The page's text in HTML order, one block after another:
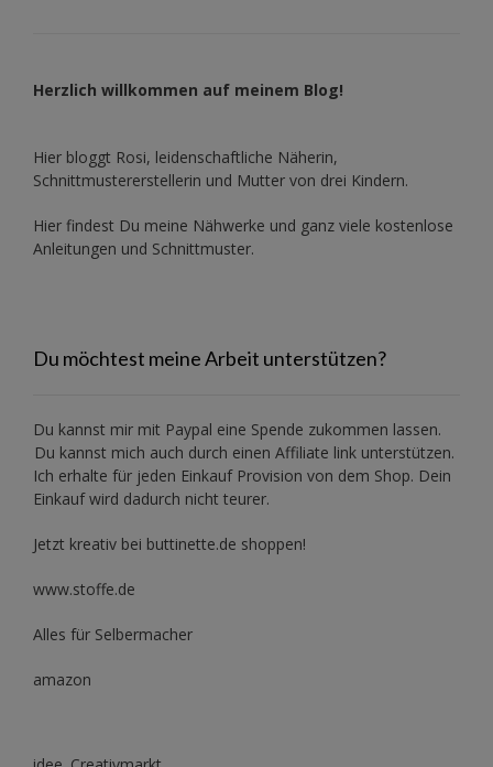
Herzlich willkommen auf meinem Blog!
Hier bloggt Rosi, leidenschaftliche Näherin,
Schnittmustererstellerin und Mutter von drei Kindern.
Hier findest Du meine Nähwerke und ganz viele kostenlose
Anleitungen und Schnittmuster.
Du möchtest meine Arbeit unterstützen?
Du kannst mir mit Paypal eine Spende zukommen lassen.
Du kannst mich auch durch einen Affiliate link unterstützen.
Ich erhalte für jeden Einkauf Provision von dem Shop. Dein
Einkauf wird dadurch nicht teurer.
Jetzt kreativ bei buttinette.de shoppen!
www.stoffe.de
Alles für Selbermacher
amazon